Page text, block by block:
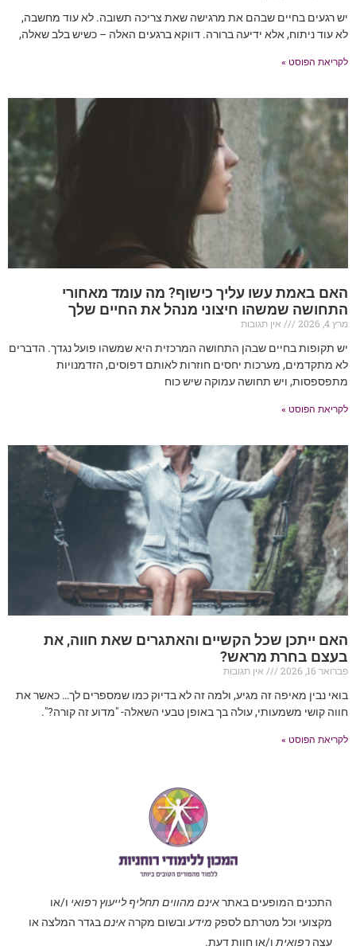
יש רגעים בחיים שבהם את מרגישה שאת צריכה תשובה. לא עוד מחשבה,
לא עוד ניתוח, אלא ידיעה ברורה. דווקא ברגעים האלה – כשיש בלב שאלה,
לקריאת הפוסט »
האם באמת עשו עליך כישוף? מה עומד מאחורי
התחושה שמשהו חיצוני מנהל את החיים שלך
מרץ 4, 2026
אין תגובות
יש תקופות בחיים שבהן התחושה המרכזית היא שמשהו פועל נגדך. הדברים
לא מתקדמים, מערכות יחסים חוזרות לאותם דפוסים, הזדמנויות
מתפספסות, ויש תחושה עמוקה שיש כוח
לקריאת הפוסט »
האם ייתכן שכל הקשיים והאתגרים שאת חווה, את
בעצם בחרת מראש?
פברואר 16, 2026
אין תגובות
בואי נבין מאיפה זה מגיע, ולמה זה לא בדיוק כמו שמספרים לך… כאשר את
חווה קושי משמעותי, עולה בך באופן טבעי השאלה- "מדוע זה קורה?".
לקריאת הפוסט »
התכנים המופעים באתראינם מהווים תחליף לייעוץ רפואי ו/או
מקצועי וכל מטרתם לספק מידעובשום מקרה אינםבגדר המלצה או
עצה רפואיתו/או חוות דעת.